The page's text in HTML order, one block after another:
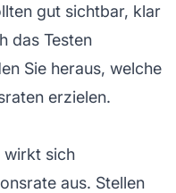
gut sichtbar, klar
das Testen
Sie heraus, welche
erzielen.
wirkt sich
aus. Stellen